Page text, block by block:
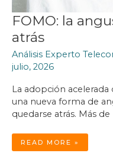
FOMO: la
atrás
Análisis Experto
julio, 2026
La adopción
una nueva forma de
quedarse atrás. Más
FOMO:
ANGUSTIA
READ MORE »